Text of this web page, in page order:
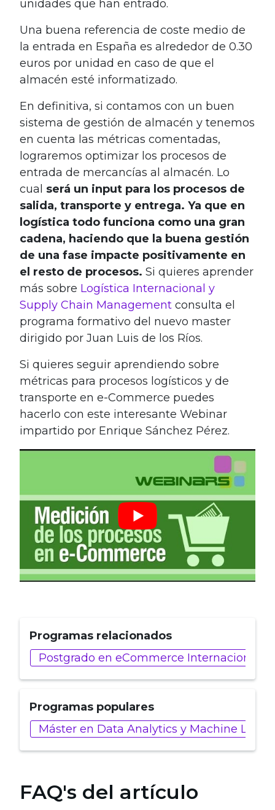
unidades que han entrado.
Una buena referencia de coste medio de
la entrada en España es alrededor de 0.30
euros por unidad en caso de que el
almacén esté informatizado.
En definitiva, si contamos con un buen
sistema de gestión de almacén y tenemos
en cuenta las métricas comentadas,
lograremos optimizar los procesos de
entrada de mercancías al almacén. Lo
cual será un input para los procesos de
salida, transporte y entrega. Ya que en
logística todo funciona como una gran
cadena, haciendo que la buena gestión
de una fase impacte positivamente en
el resto de procesos. Si quieres aprender
más sobre Logística Internacional y
Supply Chain Management consulta el
programa formativo del nuevo master
dirigido por Juan Luis de los Ríos.
Si quieres seguir aprendiendo sobre
métricas para procesos logísticos y de
transporte en e-Commerce puedes
hacerlo con este interesante Webinar
impartido por Enrique Sánchez Pérez.
Programas relacionados
Postgrado en eCommerce Internacional y
Programas populares
Máster en Data Analytics y Machine
FAQ's del artículo